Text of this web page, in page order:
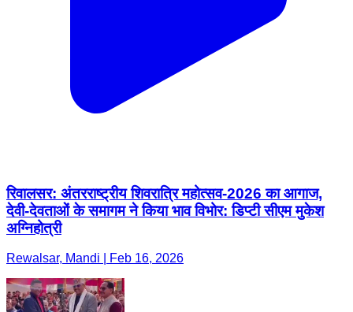
रिवालसर: अंतरराष्ट्रीय शिवरात्रि महोत्सव-2026 का आगाज,
देवी-देवताओं के समागम ने किया भाव विभोर: डिप्टी सीएम मुकेश
अग्निहोत्री
Rewalsar, Mandi | Feb 16, 2026